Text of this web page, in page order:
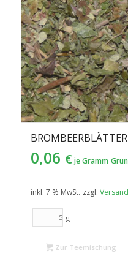
0,06 € je Gramm
inkl. 7 % MwSt. zzgl.
g
Zur Teemischung